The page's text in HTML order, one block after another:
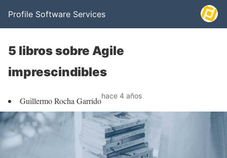
Profile Software Services
5 libros sobre Agile
imprescindibles
Guillermo Rocha Garridohace 4 años